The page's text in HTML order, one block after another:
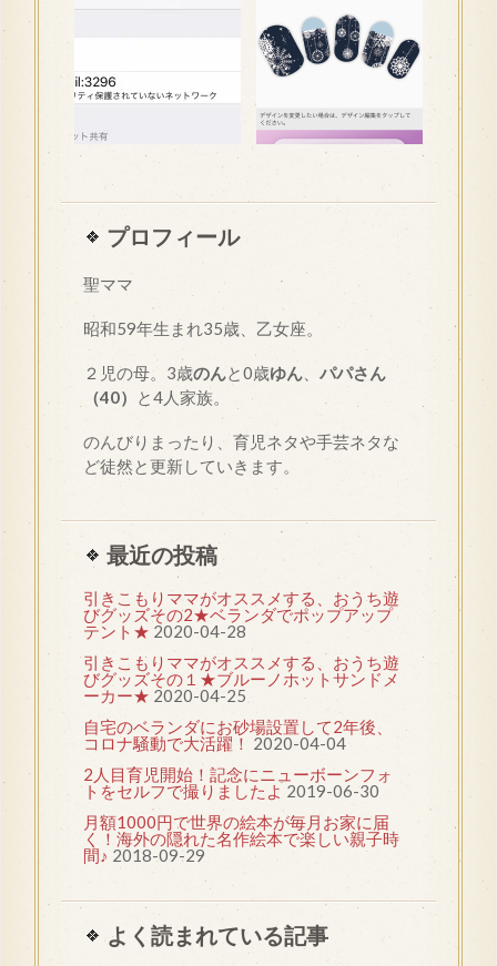
プロフィール
聖ママ
昭和59年生まれ35歳、乙女座。
２児の母。3歳のんと0歳ゆん
パパさん
（40）
と4人家族。
のんびりまったり、育児ネタや手芸ネタな
ど徒然と更新していきます。
最近の投稿
引きこもりママがオススメする、おうち遊
びグッズその2★ベランダでポップアップ
テント★ 2020-04-28
引きこもりママがオススメする、おうち遊
びグッズその１★ブルーノホットサンドメ
ーカー★ 2020-04-25
自宅のベランダにお砂場設置して2年後、
コロナ騒動で大活躍！ 2020-04-04
2人目育児開始！記念にニューボーンフォ
トをセルフで撮りましたよ 2019-06-30
月額1000円で世界の絵本が毎月お家に届
く！海外の隠れた名作絵本で楽しい親子時
間♪ 2018-09-29
よく読まれている記事